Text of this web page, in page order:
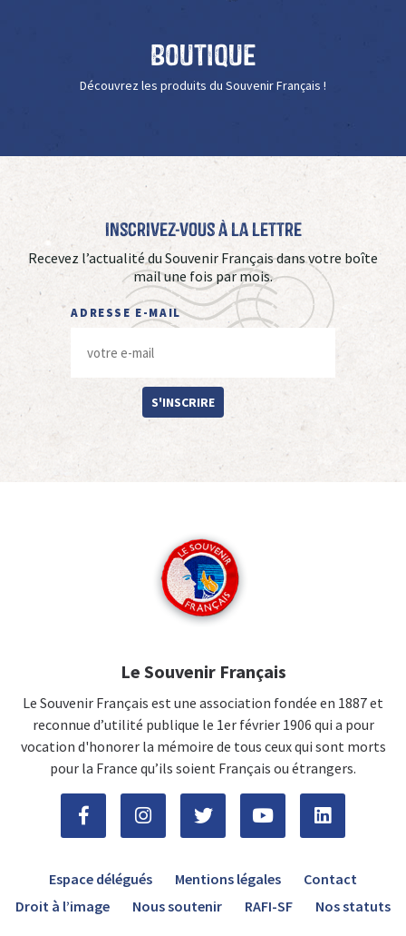
Boutique
Découvrez les produits du Souvenir Français !
Inscrivez-vous à La Lettre
Recevez l’actualité du Souvenir Français dans votre boîte
mail une fois par mois.
ADRESSE E-MAIL
S'INSCRIRE
Le Souvenir Français
Le Souvenir Français est une association fondée en 1887 et
reconnue d’utilité publique le 1er février 1906 qui a pour
vocation d'honorer la mémoire de tous ceux qui sont morts
pour la France qu’ils soient Français ou étrangers.
Espace délégués Mentions légales
Contact
Droit à l’image
Nous soutenir RAFI-SF Nos statuts